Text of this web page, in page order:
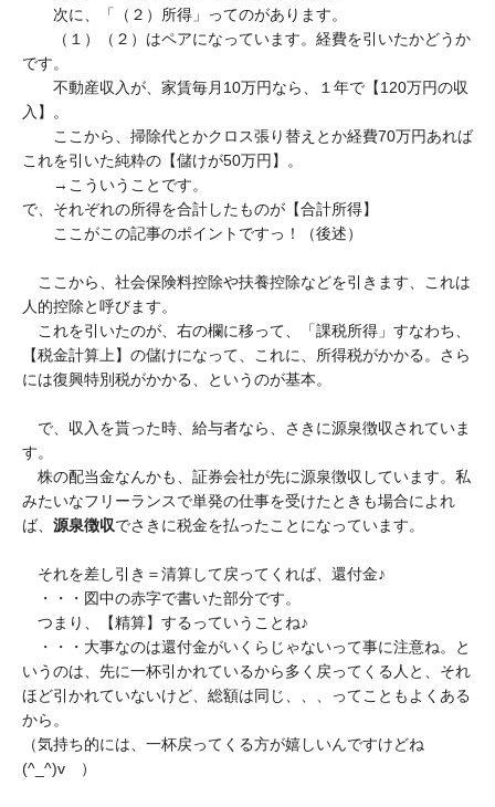
次に、「（２）所得」ってのがあります。
（１）（２）はペアになっています。経費を引いたかどうか
です。
不動産収入が、家賃毎月10万円なら、１年で【120万円の収
入】。
ここから、掃除代とかクロス張り替えとか経費70万円あれば
これを引いた純粋の【儲けが50万円】。
→こういうことです。
で、それぞれの所得を合計したものが【合計所得】
ここがこの記事のポイントですっ！（後述）
ここから、社会保険料控除や扶養控除などを引きます、これは
人的控除と呼びます。
これを引いたのが、右の欄に移って、「課税所得」すなわち、
【税金計算上】の儲けになって、これに、所得税がかかる。さら
には復興特別税がかかる、というのが基本。
で、収入を貰った時、給与者なら、さきに源泉徴収されていま
す。
株の配当金なんかも、証券会社が先に源泉徴収しています。私
みたいなフリーランスで単発の仕事を受けたときも場合によれ
ば、 源泉徴収でさきに税金を払ったことになっています。
それを差し引き＝清算して戻ってくれば、還付金♪
・・・図中の赤字で書いた部分です。
つまり、【精算】するっていうことね♪
・・・大事なのは還付金がいくらじゃないって事に注意ね。と
いうのは、先に一杯引かれているから多く戻ってくる人と、それ
ほど引かれていないけど、総額は同じ、、、ってこともよくある
から。
（気持ち的には、一杯戻ってくる方が嬉しいんですけどね
(^_^)v ）